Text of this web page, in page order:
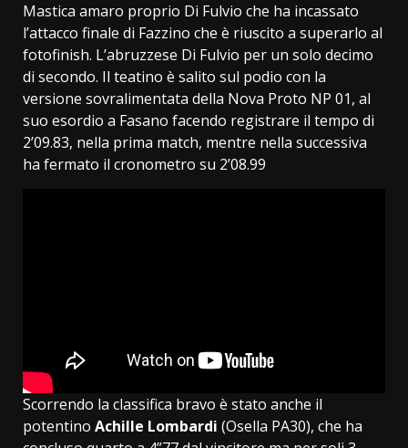
Mastica amaro proprio Di Fulvio che ha incassato
l’attacco finale di Fazzino che è riuscito a superarlo al
fotofinish. L’abruzzese Di Fulvio per un solo decimo
di secondo. Il teatino è salito sul podio con la
versione sovralimentata della Nova Proto NP 01, al
suo esordio a Fasano facendo registrare il tempo di
2’09.83, nella prima match, mentre nella successiva
ha fermato il cronometro su 2’08.99
Scorrendo la classifica bravo è stato anche il
potentino Achille Lombardi (Osella PA30), che ha